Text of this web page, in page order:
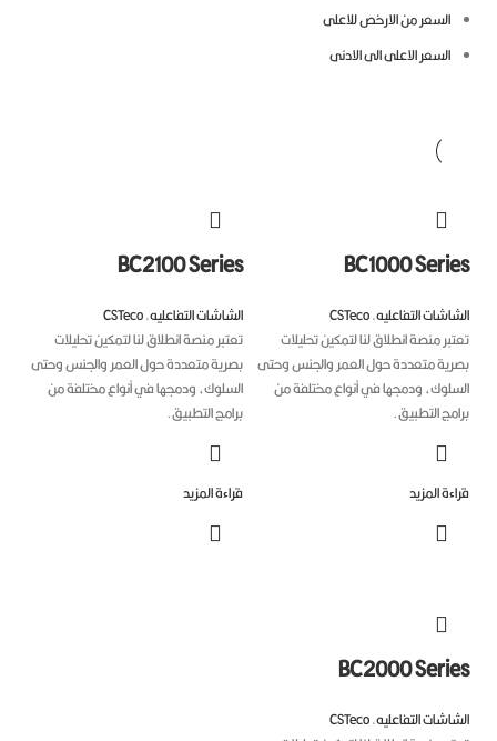
السعر من الارخص للاعلى
السعر الاعلى الى الادنى
BC1000
التفاعليه,
CSTeco
منصة انطلاق لنا لتمكين تحليلات
متعددة حول العمر والجنس وحتى
ودمجها في أنواع مختلفة من
التطبيق.
المزيد
BC2100 Series
الشاشات التفاعليه,
CSTeco
تعتبر منصة انطلاق لنا لتمكين تحليلات
بصرية متعددة حول العمر والجنس وحتى
السلوك، ودمجها في أنواع مختلفة من
برامج التطبيق.
قراءة المزيد
BC2000
التفاعليه,
CSTeco